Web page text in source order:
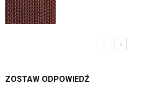
ZOSTAW ODPOWIEDŹ